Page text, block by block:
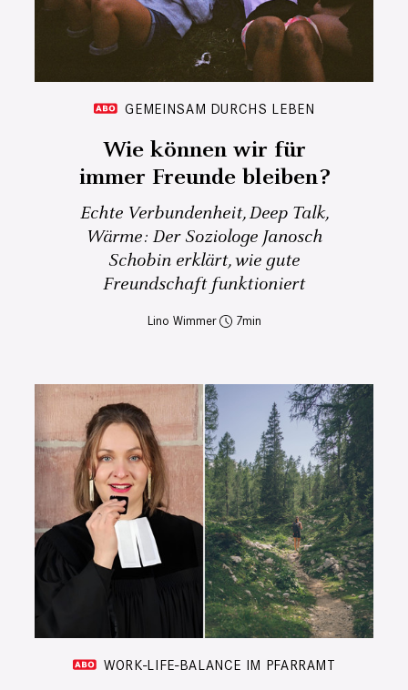
GEMEINSAM DURCHS LEBEN
Wie können wir für
immer Freunde bleiben?
Echte Verbundenheit, Deep Talk,
Wärme: Der Soziologe Janosch
Schobin erklärt, wie gute
Freundschaft funktioniert
Lino Wimmer 7
WORK-LIFE-BALANCE IM PFARRAMT